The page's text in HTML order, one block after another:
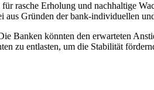
rasche Erholung und nachhaltige
Gründen der bank-individuellen
Banken könnten den erwarteten
zu entlasten, um die Stabilität